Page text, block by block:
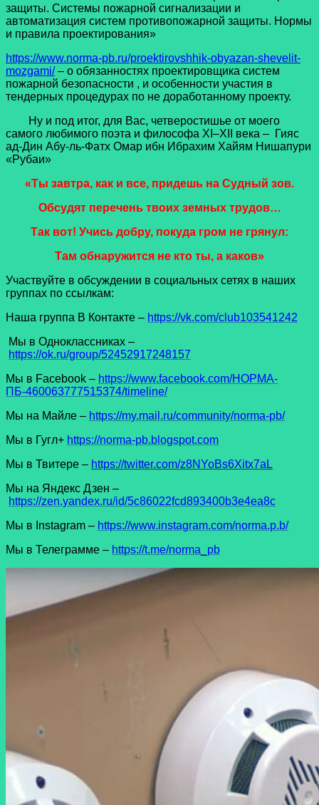
защиты. Системы пожарной сигнализации и
автоматизация систем противопожарной защиты. Нормы
и правила проектирования»
https://www.norma-pb.ru/proektirovshhik-obyazan-shevelit-
mozgami/ – о обязанностях проектировщика систем
пожарной безопасности , и особенности участия в
тендерных процедурах по не доработанному проекту.
Ну и под итог, для Вас, четверостишье от моего
самого любимого поэта и философа XI–XII века – Гияс
ад-Дин Абу-ль-Фатх Омар ибн Ибрахим Хайям Нишапури
«Рубаи»
«Ты завтра, как и все, придешь на Судный зов.
Обсудят перечень твоих земных трудов…
Так вот! Учись добру, покуда гром не грянул:
Там обнаружится не кто ты, а каков»
Участвуйте в обсуждении в социальных сетях в наших
группах по ссылкам:
Наша группа В Контакте – https://vk.com/club103541242
Мы в Одноклассниках –
https://ok.ru/group/52452917248157
Мы в Facеbook – https://www.facebook.com/НОРМА-
ПБ-460063777515374/timeline/
Мы на Майле – https://my.mail.ru/community/norma-pb/
Мы в Гугл+ https://norma-pb.blogspot.com
Мы в Твитере – https://twitter.com/z8NYoBs6Xitx7aL
Мы на Яндекс Дзен –
https://zen.yandex.ru/id/5c86022fcd893400b3e4ea8c
Мы в Instagram – https://www.instagram.com/norma.p.b/
Мы в Телеграмме – https://t.me/norma_pb